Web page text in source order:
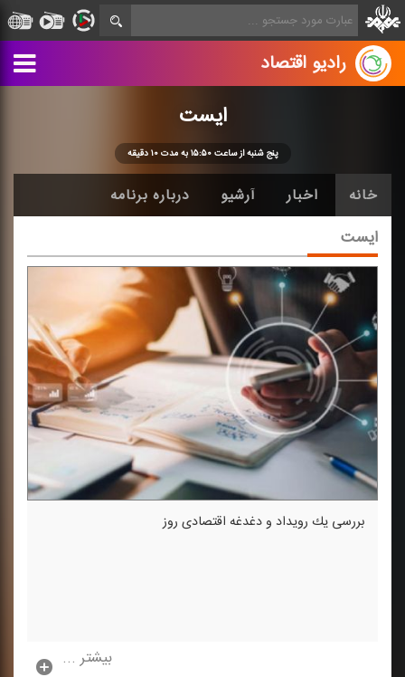
رادیو اقتصاد
ایست
پنج شنبه از ساعت ۱۵:۵۰ به مدت ۱۰ دقیقه
خانه اخبار آرشیو درباره برنامه
ایست
بررسی یك رویداد و دغدغه اقتصادی روز
بیشتر ...